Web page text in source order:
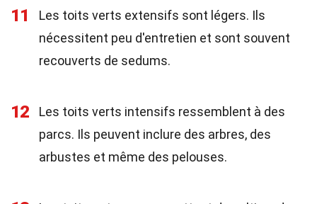
11
Les toits verts extensifs sont légers. Ils
nécessitent peu d'entretien et sont souvent
recouverts de sedums.
12
Les toits verts intensifs ressemblent à des
parcs. Ils peuvent inclure des arbres, des
arbustes et même des pelouses.